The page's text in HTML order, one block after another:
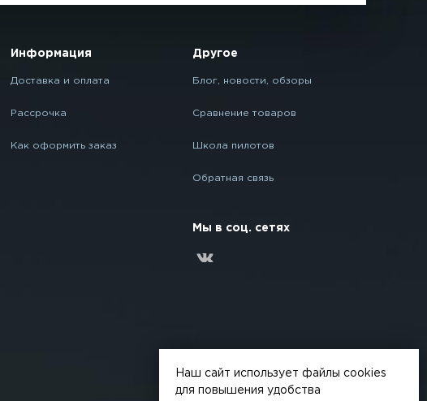
Информация
Доставка и оплата
Рассрочка
Как оформить заказ
Другое
Блог, новости, обзоры
Сравнение товаров
Школа пилотов
Обратная связь
Мы в соц. сетях
Наш сайт использует файлы cookies
для повышения удобства